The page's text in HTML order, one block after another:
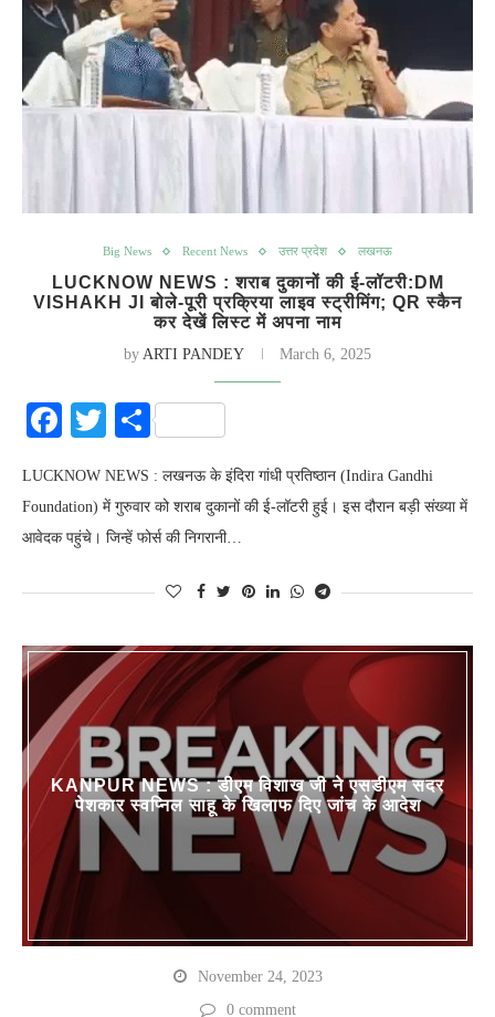
Big News Recent News उत्तर प्रदेश लखनऊ
LUCKNOW NEWS : शराब दुकानों की ई-लॉटरी:DM
VISHAKH JI बोले-पूरी प्रक्रिया लाइव स्ट्रीमिंग; QR स्कैन
कर देखें लिस्ट में अपना नाम
by ARTI PANDEY March 6, 2025
Facebook
Twitter
Share
LUCKNOW NEWS : लखनऊ के इंदिरा गांधी प्रतिष्ठान (Indira Gandhi
Foundation) में गुरुवार को शराब दुकानों की ई-लॉटरी हुई। इस दौरान बड़ी संख्या में
आवेदक पहुंचे। जिन्हें फोर्स की निगरानी…
KANPUR NEWS : डीएम विशाख जी ने एसडीएम सदर
पेशकार स्वप्निल साहू के खिलाफ दिए जांच के आदेश
November 24, 2023
0 comment